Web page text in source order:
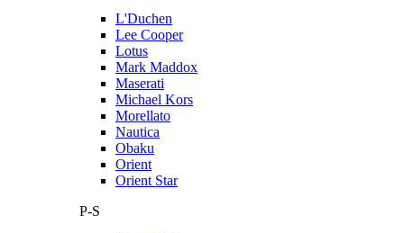
L'Duchen
Lee Cooper
Lotus
Mark Maddox
Maserati
Michael Kors
Morellato
Nautica
Obaku
Orient
Orient Star
P-S